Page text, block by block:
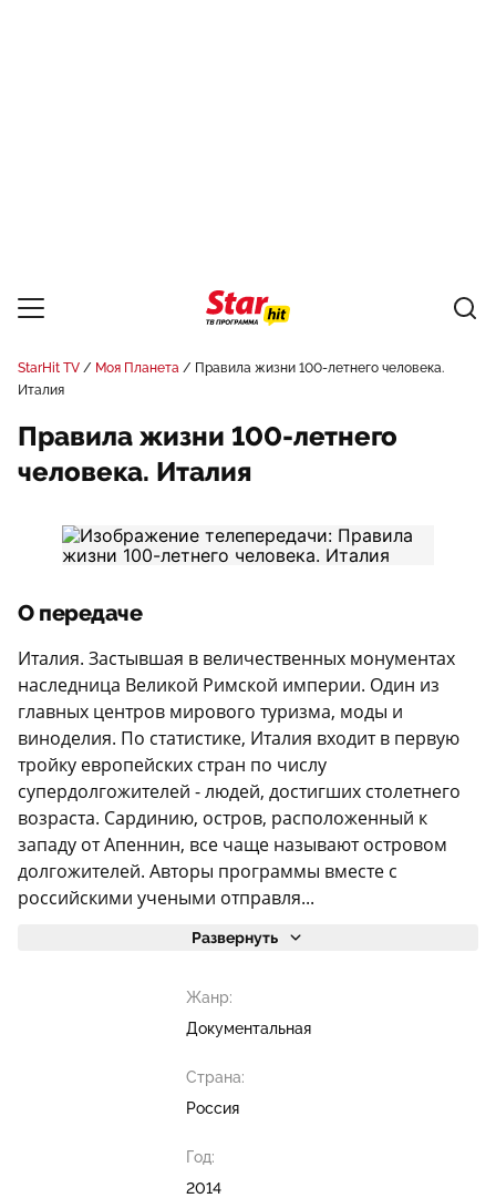
StarHit TV Моя Планета
Правила жизни 100-летнего человека.
Италия
Правила жизни 100-летнего
человека. Италия
О передаче
Италия. Застывшая в величественных монументах
наследница Великой Римской империи. Один из
главных центров мирового туризма, моды и
виноделия. По статистике, Италия входит в первую
тройку европейских стран по числу
супердолгожителей - людей, достигших столетнего
возраста. Сардинию, остров, расположенный к
западу от Апеннин, все чаще называют островом
долгожителей. Авторы программы вместе с
российскими учеными отправля...
Развернуть
Жанр:
Документальная
Страна:
Россия
Год:
2014